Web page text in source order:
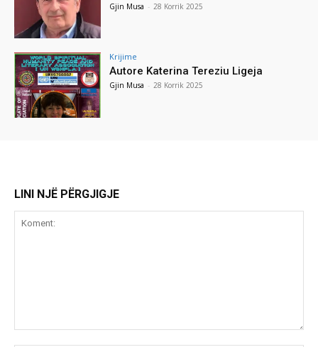
Gjin Musa - 28 Korrik 2025
Krijime
Autore Katerina Tereziu Ligeja
Gjin Musa - 28 Korrik 2025
LINI NJË PËRGJIGJE